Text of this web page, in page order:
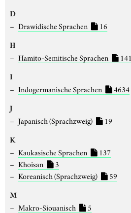
D
Drawidische Sprachen 16
H
Hamito-Semitische Sprachen 141
I
Indogermanische Sprachen 4634
J
Japanisch (Sprachzweig) 19
K
Kaukasische Sprachen
137
Khoisan
3
Koreanisch (Sprachzweig)
59
M
Makro-Siouanisch 5